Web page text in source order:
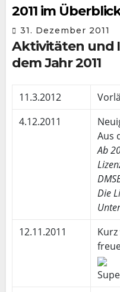
2011 im
31. Dezember 2011
Aktivitäten und
dem Jahr 2011
11.3.2012
4.12.2011
Aus
Ab
Die
12.11.2011